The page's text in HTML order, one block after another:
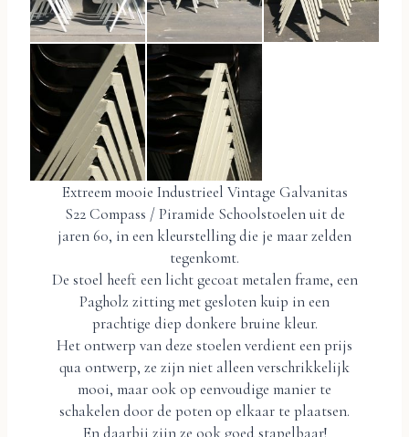
Extreem mooie Industrieel Vintage Galvanitas
S22 Compass / Piramide Schoolstoelen uit de
jaren 60, in een kleurstelling die je maar zelden
tegenkomt.
De stoel heeft een licht gecoat metalen frame, een
Pagholz zitting met gesloten kuip in een
prachtige diep donkere bruine kleur.
Het ontwerp van deze stoelen verdient een prijs
qua ontwerp, ze zijn niet alleen verschrikkelijk
mooi, maar ook op eenvoudige manier te
schakelen door de poten op elkaar te plaatsen.
En daarbij zijn ze ook goed stapelbaar!